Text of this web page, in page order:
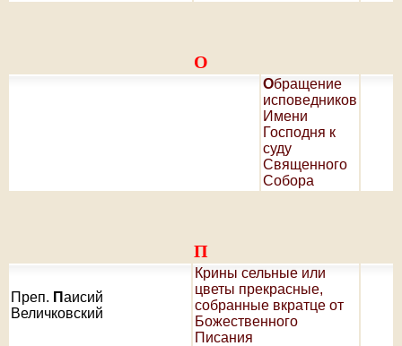
О
Обращение
исповедников
Имени
Господня к
суду
Священного
Собора
П
Преп. Паисий
Величковский
Крины сельные или
цветы прекрасные,
собранные вкратце от
Божественного
Писания